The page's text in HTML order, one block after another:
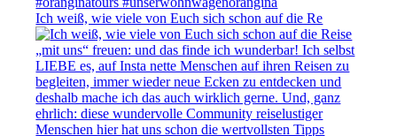
Ich weiß, wie viele von Euch sich schon auf die Re